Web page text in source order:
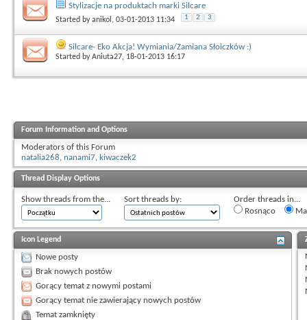
Stylizacje na produktach marki Silcare
Started byanikol , 03-01-2013 11:34 1 2 3
Silcare- Eko Akcja! Wymiania/Zamiana Słoiczków :)
Started byAniuta27, 18-01-2013 16:17
Forum Information and Options
Moderators of this Forum
natalia268, nanami7, kiwaczek2
Thread Display Options
Show threads from the... Sort threads by:
Order threads in...
Rosnąco
Icon Legend
Nowe posty
Brak nowych postów
Gorący temat z nowymi postami
Gorący temat nie zawierający nowych postów
Temat zamknięty